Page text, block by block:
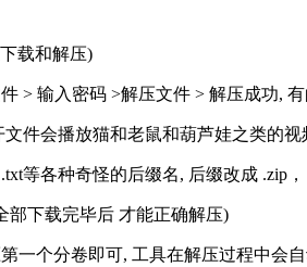
载和解压)
> 输入密码 >解压文件 > 解压成功,
件会播放猫和老鼠和葫芦娃之类的
等各种奇怪的后缀名, 后缀改成 .zip
部下载完毕后 才能正确解压)
一个分卷即可, 工具在解压过程中会